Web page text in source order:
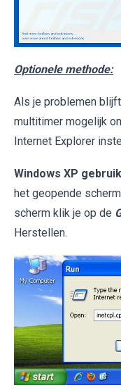
Optionele methode:
Als je problemen
multitimer mogelijk
Internet Explorer
Windows XP
het geopende
scherm klik je op de
Herstellen.